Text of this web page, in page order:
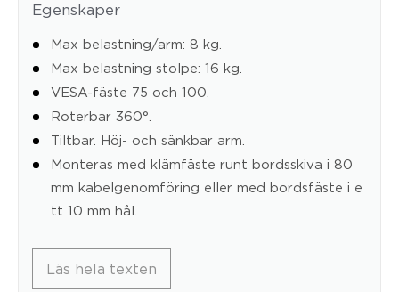
Egenskaper
Max belastning/arm: 8 kg.
Max belastning stolpe: 16 kg.
VESA-fäste 75 och 100.
Roterbar 360°.
Tiltbar. Höj- och sänkbar arm.
Monteras med klämfäste runt bordsskiva i 80
mm kabelgenomföring eller med bordsfäste i e
tt 10 mm hål.
Läs hela texten